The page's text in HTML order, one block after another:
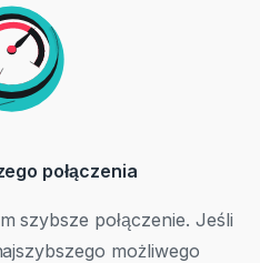
połączenia
szybsze połączenie. Jeśli
możliwego